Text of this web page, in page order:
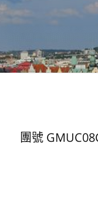
團號